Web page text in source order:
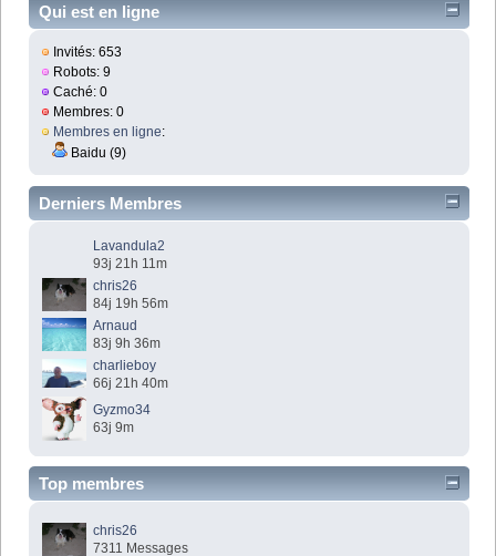
Qui est en ligne
Invités: 653
Robots: 9
Caché: 0
Membres: 0
Membres en ligne:
Baidu (9)
Derniers Membres
Lavandula2
93j 21h 11m
chris26
84j 19h 56m
Arnaud
83j 9h 36m
charlieboy
66j 21h 40m
Gyzmo34
63j 9m
Top membres
chris26
7311 Messages